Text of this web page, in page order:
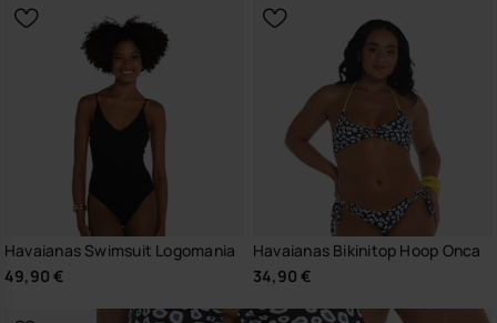
Havaianas Swimsuit Logomania
49,90 €
Havaianas Bikinitop Hoop Onca
34,90 €